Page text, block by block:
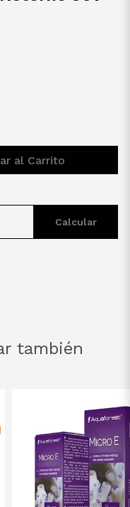
al Carrito
Calcular
también